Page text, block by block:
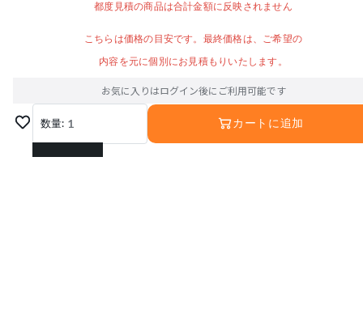
都度見積の商品は合計金額に反映されません
こちらは価格の目安です。最終価格は、ご希望の
内容を元に個別にお見積もりいたします。
お気に入りはログイン後にご利用可能です
数量: 1
1
カートに追加